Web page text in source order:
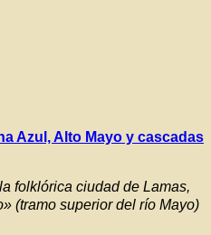
Azul, Alto Mayo y cascadas
folklórica ciudad de Lamas,
(tramo superior del río Mayo)